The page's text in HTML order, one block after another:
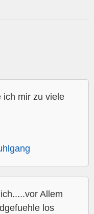
ich mir zu viele
Allem
los